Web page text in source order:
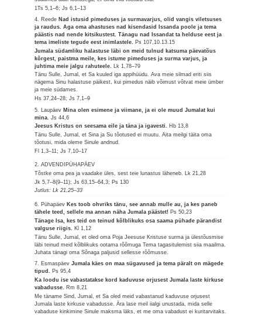
1Ts 5,1–6; Js 6,1–13
4. Reede Nad istusid pimeduses ja surmavarjus, olid vangis viletsuses
ja raudus. Aga oma ahastuses nad kisendasid Issanda poole ja tema
päästis nad nende kitsikustest. Tänagu nad Issandat ta helduse eest ja
tema imeliste tegude eest inimlastele. Ps 107,10.13.15
Jumala südamliku halastuse läbi on meid tulnud katsuma päevatõus
kõrgest, paistma meile, kes istume pimeduses ja surma varjus, ja
juhtima meie jalgu rahuteele.
Lk 1,78–79
Tänu Sulle, Jumal, et Sa kuuled iga appihüüdu. Ava meie silmad eriti siis
nägema Sinu halastuse päikest, kui pimedus näib võimust võtvat meie ümber
ja meie südames.
Hs 37,24–28; Js 7,1–9
5. Laupäev Mina olen esimene ja viimane, ja ei ole muud Jumalat kui
mina.Js 44,6
Jeesus Kristus on seesama eile ja täna ja igavesti. Hb 13,8
Tänu Sulle, Jumal, et Sina ja Su tõotused ei muutu. Aita meilgi täita oma
tõotusi, mida oleme Sinule andnud.
Fl 1,3–11; Js 7,10–17
2. ADVENDIPÜHAPÄEV
Tõstke oma pea ja vaadake üles, sest teie lunastus läheneb.
Lk 21,28
Jk 5,7–8(9–11); Js 63,15–64,3; Ps 130
Jutlus: Lk 21,25–33
6. Pühapäev Kes toob ohvriks tänu, see annab mulle au, ja kes paneb
tähele teed, sellele ma annan näha Jumala päästet! Ps 50,23
Tänage Isa, kes teid on teinud kõlblikuks osa saama pühade pärandist
valguse riigis. Kl 1,12
Tänu Sulle, Jumal, et oled oma Poja Jeesuse Kristuse surma ja ülestõusmise
läbi teinud meid kõlblikuks ootama rõõmuga Tema tagasitulemist siia maailma.
Juhata tänagi oma Sõnaga paljusid sellesse rõõmusse.
7. EsmaspäevJumala käes on maa sügavused ja tema päralt on mägede
tipud. Ps 95,4
Ka loodu ise vabastatakse kord kaduvuse orjusest Jumala laste kirkuse
vabadusse. Rm 8,21
Me täname Sind, Jumal, et Sa oled meid vabastanud kaduvuse orjusest
Jumala laste kirkuse vabadusse. Ära lase meil iialgi unustada, mida selle
vabaduse kinkimine Sinule maksma läks, et me oma vabadust ei kuritarvitaks.